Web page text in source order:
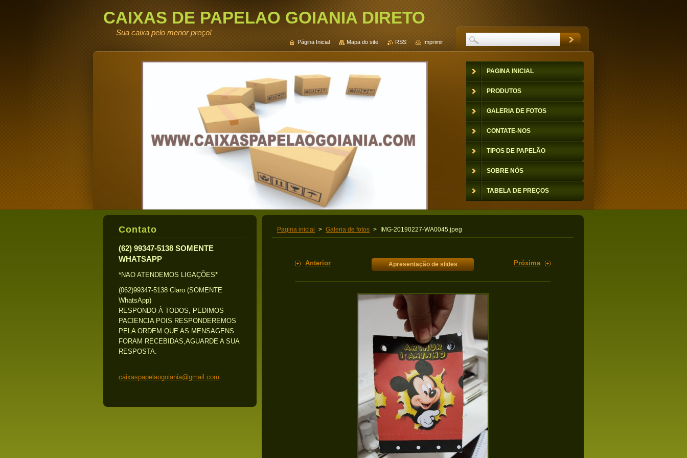
CAIXAS DE PAPELAO GOIANIA DIRETO
DE FABRICA
Sua caixa pelo menor preço!
Pagina inicial > Galeria de fotos > IMG-20190227-WA0045.jpeg
Anterior Apresentação de slides Próxima
Contato
(62) 99347-5138 SOMENTE
WHATSAPP
*NAO ATENDEMOS LIGAÇÕES*
(062)99347-5138 Claro (SOMENTE
WhatsApp)
RESPONDO À TODOS, PEDIMOS
PACIENCIA POIS RESPONDEREMOS
PELA ORDEM QUE AS MENSAGENS
FORAM RECEBIDAS,AGUARDE A SUA
RESPOSTA.
caixaspapelaogoiania@gmail.com
PAGINA INICIAL
PRODUTOS
GALERIA DE FOTOS
CONTATE-NOS
TIPOS DE PAPELÃO
SOBRE NÓS
TABELA DE PREÇOS
Página Inicial Mapa do site RSS Imprimir